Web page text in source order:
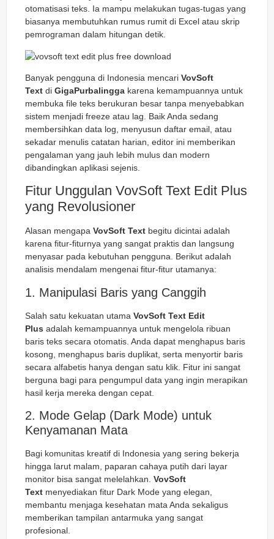
otomatisasi teks. Ia mampu melakukan tugas-tugas yang
biasanya membutuhkan rumus rumit di Excel atau skrip
pemrograman dalam hitungan detik.
Banyak pengguna di Indonesia mencari VovSoft
Text di GigaPurbalingga karena kemampuannya untuk
membuka file teks berukuran besar tanpa menyebabkan
sistem menjadi freeze atau lag . Baik Anda sedang
membersihkan data log, menyusun daftar email, atau
sekadar menulis catatan harian, editor ini memberikan
pengalaman yang jauh lebih mulus dan modern
dibandingkan aplikasi sejenis.
Fitur Unggulan VovSoft Text Edit Plus
yang Revolusioner
Alasan mengapa VovSoft Text begitu dicintai adalah
karena fitur-fiturnya yang sangat praktis dan langsung
menyasar pada kebutuhan pengguna. Berikut adalah
analisis mendalam mengenai fitur-fitur utamanya:
1. Manipulasi Baris yang Canggih
Salah satu kekuatan utama VovSoft Text Edit
Plus adalah kemampuannya untuk mengelola ribuan
baris teks secara otomatis. Anda dapat menghapus baris
kosong, menghapus baris duplikat, serta menyortir baris
secara alfabetis hanya dengan satu klik. Fitur ini sangat
berguna bagi para pengumpul data yang ingin merapikan
hasil kerja mereka dengan cepat.
2. Mode Gelap (Dark Mode) untuk
Kenyamanan Mata
Bagi komunitas kreatif di Indonesia yang sering bekerja
hingga larut malam, paparan cahaya putih dari layar
monitor bisa sangat melelahkan. VovSoft
Text menyediakan fitur Dark Mode yang elegan,
membantu menjaga kesehatan mata Anda sekaligus
memberikan tampilan antarmuka yang sangat
profesional.